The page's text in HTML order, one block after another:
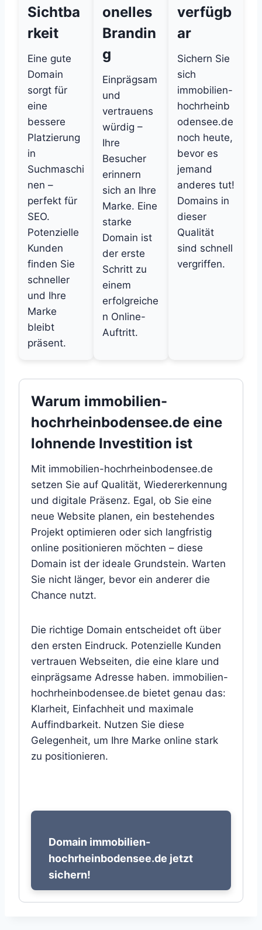
Sichtba
rkeit
Eine gute
Domain
sorgt für
eine
bessere
Platzierung
in
Suchmaschi
nen –
perfekt für
SEO.
Potenzielle
Kunden
finden Sie
schneller
und Ihre
Marke
bleibt
präsent.
onelles
Brandin
g
Einprägsam
und
vertrauens
würdig –
Ihre
Besucher
erinnern
sich an Ihre
Marke. Eine
starke
Domain ist
der erste
Schritt zu
einem
erfolgreiche
n Online-
Auftritt.
verfügb
ar
Sichern Sie
sich
immobilien-
hochrheinb
odensee.de
noch heute,
bevor es
jemand
anderes tut!
Domains in
dieser
Qualität
sind schnell
vergriffen.
Warum immobilien-
hochrheinbodensee.de eine
lohnende Investition ist
Mit immobilien-hochrheinbodensee.de
setzen Sie auf Qualität, Wiedererkennung
und digitale Präsenz. Egal, ob Sie eine
neue Website planen, ein bestehendes
Projekt optimieren oder sich langfristig
online positionieren möchten – diese
Domain ist der ideale Grundstein. Warten
Sie nicht länger, bevor ein anderer die
Chance nutzt.
Die richtige Domain entscheidet oft über
den ersten Eindruck. Potenzielle Kunden
vertrauen Webseiten, die eine klare und
einprägsame Adresse haben. immobilien-
hochrheinbodensee.de bietet genau das:
Klarheit, Einfachheit und maximale
Auffindbarkeit. Nutzen Sie diese
Gelegenheit, um Ihre Marke online stark
zu positionieren.
Domain immobilien-
hochrheinbodensee.de jetzt
sichern!